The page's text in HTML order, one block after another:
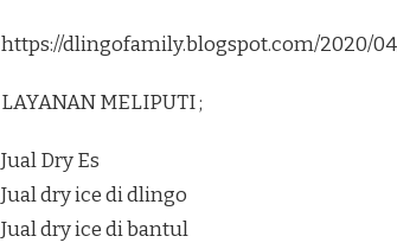
https://dlingofamily.blogspot.com/2020/
LAYANAN MELIPUTI ;
Jual Dry Es
Jual dry ice di dlingo
Jual dry ice di bantul